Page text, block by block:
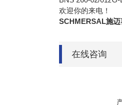
欢迎你的来电！
SCHMERSAL施
在线咨询